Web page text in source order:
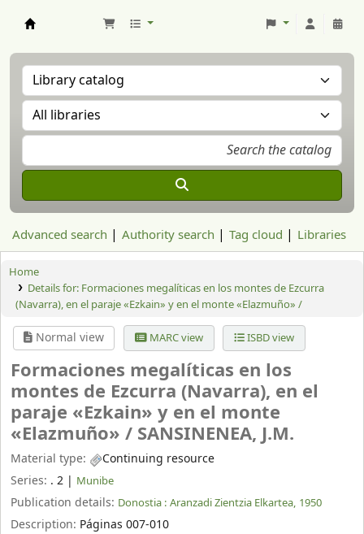
Advanced search Authority search Tag cloud Libraries
Home
Details for: Formaciones megalíticas en los montes de Ezcurra
(Navarra), en el paraje «Ezkain» y en el monte «Elazmuño» /
Normal view MARC view ISBD view
Formaciones megalíticas en los
montes de Ezcurra (Navarra), en el
paraje «Ezkain» y en el monte
«Elazmuño» / SANSINENEA, J.M.
Material type:
Continuing resource
Series: . 2 | Munibe
Publication details: Donostia : Aranzadi Zientzia Elkartea, 1950
Description: Páginas 007-010